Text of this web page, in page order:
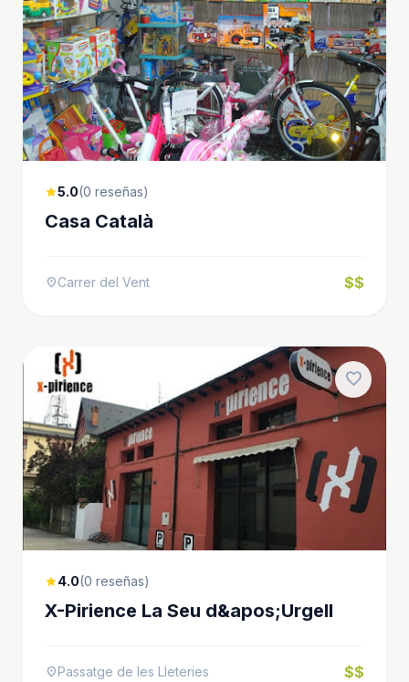
star5.0(0 reseñas)
Casa Català
location_onCarrer del Vent $$
favorite
star4.0(0 reseñas)
X-Pirience La Seu d&apos;Urgell
location_onPassatge de les Lleteries $$